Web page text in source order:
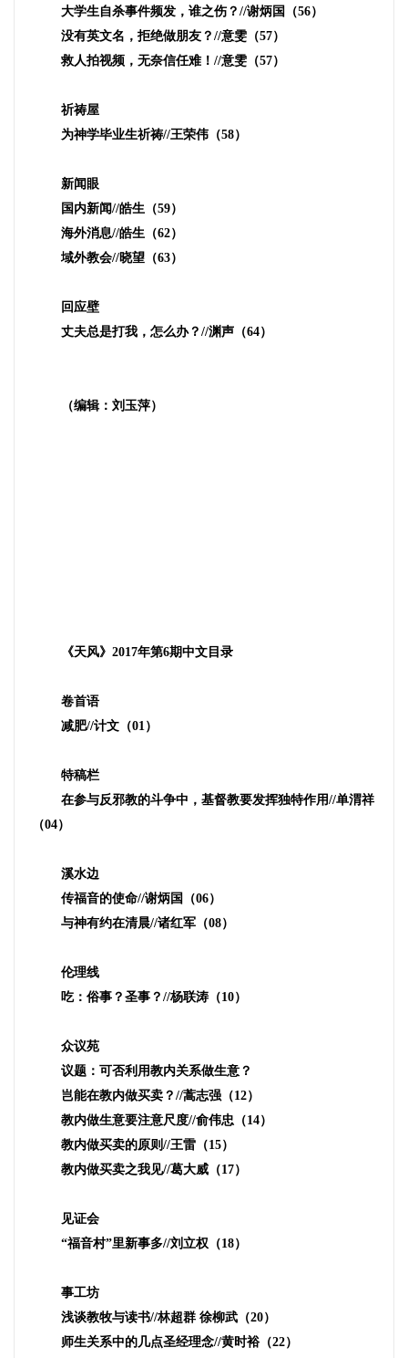
大学生自杀事件频发，谁之伤？ //谢炳国（56）
没有英文名，拒绝做朋友？ //意雯（57）
救人拍视频，无奈信任难！ //意雯（57）
祈祷屋
为神学毕业生祈祷//王荣伟（58）
新闻眼
国内新闻//皓生（59）
海外消息//皓生（62）
域外教会//晓望（63）
回应壁
丈夫总是打我，怎么办？ //渊声（64）
（编辑：刘玉萍）
《天风》 2017年第6期中文目录
卷首语
减肥//计文（01）
特稿栏
在参与反邪教的斗争中，基督教要发挥独特作用//单渭祥
（04）
溪水边
传福音的使命//谢炳国（06）
与神有约在清晨//诸红军（08）
伦理线
吃：俗事？圣事？ //杨联涛（10）
众议苑
议题：可否利用教内关系做生意？
岂能在教内做买卖？ //蒿志强（12）
教内做生意要注意尺度//俞伟忠（14）
教内做买卖的原则 //王雷（15）
教内做买卖之我见//葛大威（17）
见证会
“福音村”里新事多//刘立权（18）
事工坊
浅谈教牧与读书//林超群 徐柳武（20）
师生关系中的几点圣经理念//黄时裕（22）